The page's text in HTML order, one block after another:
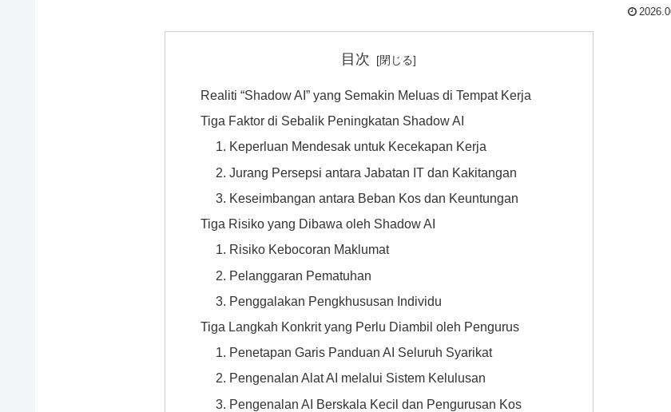
目次
Realiti “Shadow AI” yang Semakin Meluas di Tempat Kerja
Tiga Faktor di Sebalik Peningkatan Shadow AI
1. Keperluan Mendesak untuk Kecekapan Kerja
2. Jurang Persepsi antara Jabatan IT dan Kakitangan
3. Keseimbangan antara Beban Kos dan Keuntungan
Tiga Risiko yang Dibawa oleh Shadow AI
1. Risiko Kebocoran Maklumat
2. Pelanggaran Pematuhan
3. Penggalakan Pengkhususan Individu
Tiga Langkah Konkrit yang Perlu Diambil oleh Pengurus
1. Penetapan Garis Panduan AI Seluruh Syarikat
2. Pengenalan Alat AI melalui Sistem Kelulusan
3. Pengenalan AI Berskala Kecil dan Pengurusan Kos